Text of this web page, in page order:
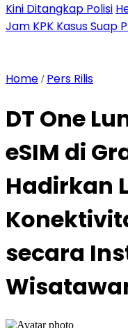
Kini Ditangkap Polisi
Jam KPK Kasus Suap
Home / Pers Rilis
DT One
eSIM di
Hadirkan
secara